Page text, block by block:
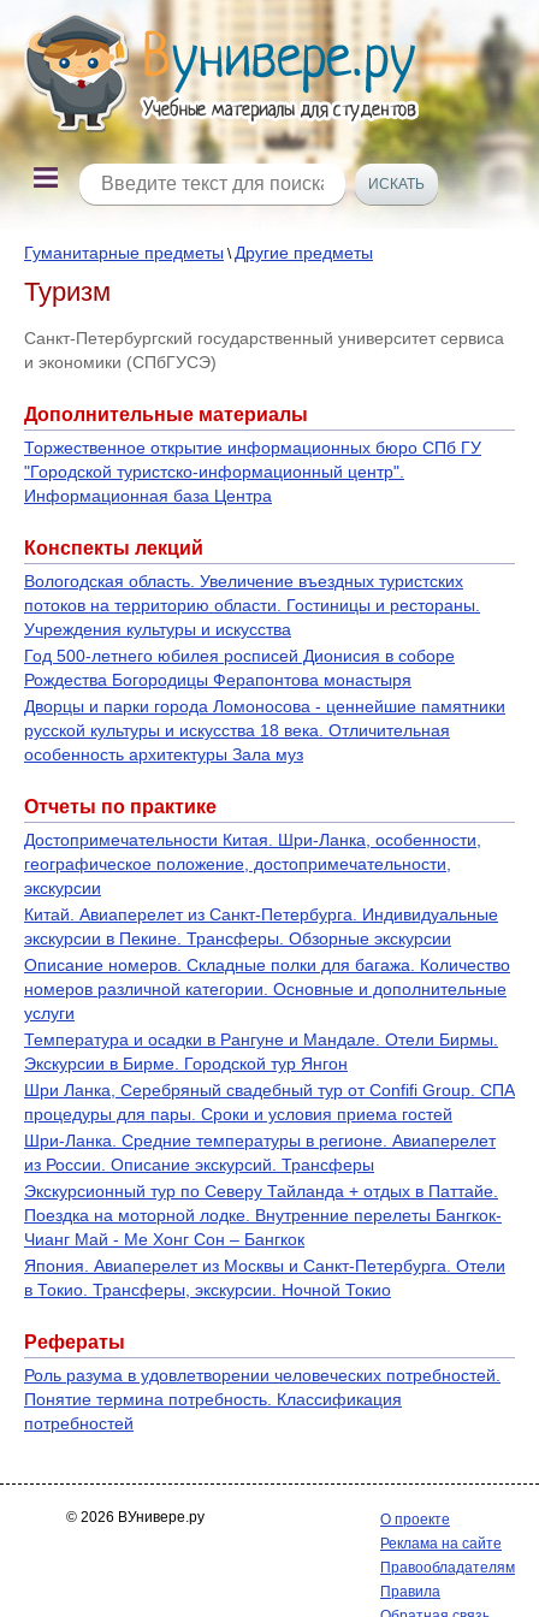
Гуманитарные предметы \ Другие предметы
Туризм
Санкт-Петербургский государственный университет сервиса
и экономики (СПбГУСЭ)
Дополнительные материалы
Торжественное открытие информационных бюро СПб ГУ
"Городской туристско-информационный центр".
Информационная база Центра
Конспекты лекций
Вологодская область. Увеличение въездных туристских
потоков на территорию области. Гостиницы и рестораны.
Учреждения культуры и искусства
Год 500-летнего юбилея росписей Дионисия в соборе
Рождества Богородицы Ферапонтова монастыря
Дворцы и парки города Ломоносова - ценнейшие памятники
русской культуры и искусства 18 века. Отличительная
особенность архитектуры Зала муз
Отчеты по практике
Достопримечательности Китая. Шри-Ланка, особенности,
географическое положение, достопримечательности,
экскурсии
Китай. Авиаперелет из Санкт-Петербурга. Индивидуальные
экскурсии в Пекине. Трансферы. Обзорные экскурсии
Описание номеров. Складные полки для багажа. Количество
номеров различной категории. Основные и дополнительные
услуги
Температура и осадки в Рангуне и Мандале. Отели Бирмы.
Экскурсии в Бирме. Городской тур Янгон
Шри Ланка, Серебряный свадебный тур от Confifi Group. СПА
процедуры для пары. Сроки и условия приема гостей
Шри-Ланка. Средние температуры в регионе. Авиаперелет
из России. Описание экскурсий. Трансферы
Экскурсионный тур по Северу Тайланда + отдых в Паттайе.
Поездка на моторной лодке. Внутренние перелеты Бангкок-
Чианг Май - Ме Хонг Сон – Бангкок
Япония. Авиаперелет из Москвы и Санкт-Петербурга. Отели
в Токио. Трансферы, экскурсии. Ночной Токио
Рефераты
Роль разума в удовлетворении человеческих потребностей.
Понятие термина потребность. Классификация
потребностей
© 2026 ВУнивере.ру
О проекте
Реклама на сайте
Правообладателям
Правила